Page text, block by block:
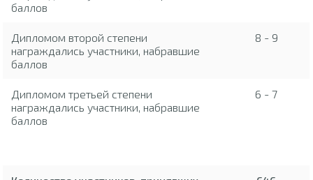
баллов
Дипломом второй степени
награждались участники, набравшие
баллов
8 - 9
Дипломом третьей степени
награждались участники, набравшие
баллов
6 - 7